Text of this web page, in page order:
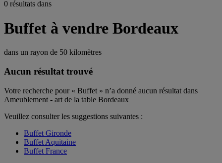
0 résultats dans
Buffet à vendre Bordeaux
dans un rayon de 50 kilomètres
Aucun résultat trouvé
Votre recherche pour « Buffet » n’a donné aucun résultat dans
Ameublement - art de la table Bordeaux
Veuillez consulter les suggestions suivantes :
Buffet Gironde
Buffet Aquitaine
Buffet France